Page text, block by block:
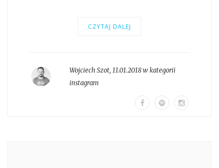
CZYTAJ DALEJ
Wojciech Szot, 11.01.2018 w kategorii
instagram